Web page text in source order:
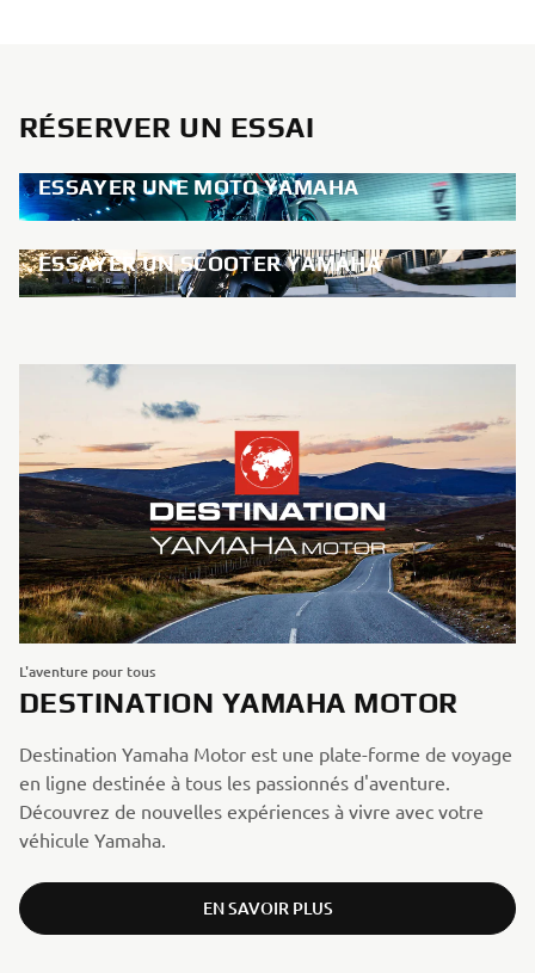
RÉSERVER UN ESSAI
ESSAYER UNE MOTO YAMAHA
ESSAYER UN SCOOTER YAMAHA
L'aventure pour tous
DESTINATION YAMAHA MOTOR
Destination Yamaha Motor est une plate-forme de voyage
en ligne destinée à tous les passionnés d'aventure.
Découvrez de nouvelles expériences à vivre avec votre
véhicule Yamaha.
EN SAVOIR PLUS